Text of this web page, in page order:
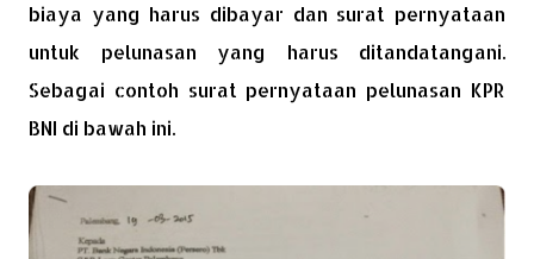
biaya yang harus dibayar dan surat pernyataan
untuk pelunasan yang harus ditandatangani.
Sebagai contoh surat pernyataan pelunasan KPR
BNI di bawah ini.